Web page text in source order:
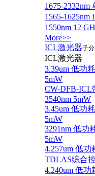
1675-2332nm
1565-1625nm
1550nm 12
More>>
ICL激光器子
ICL激光器
3.39um 低功
5mW
CW-DFB-ICL
3540nm 5mW
3.45um 低功
5mW
3291nm 低功
5mW
4.257um 低
TDLAS综合
4.240um 低